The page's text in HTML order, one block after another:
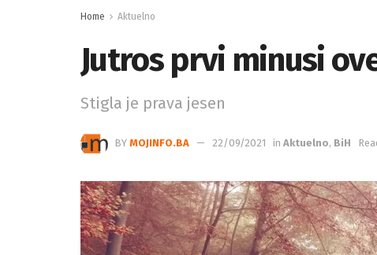
Home Aktuelno
Jutros prvi minusi
Stigla je prava jesen
BY MOJINFO.BA 22/09/2021 in Aktuelno, BiH